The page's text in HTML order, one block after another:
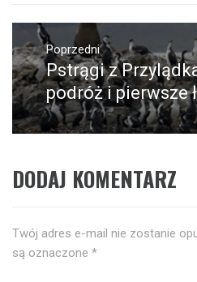
Nawigacja
wpisuPoprzedni
Poprzedni
wpis:
Pstrągi z
podróż i pierwsze
DODAJ KOMENTARZ
Twój adres e-mail nie zostanie
są oznaczone *